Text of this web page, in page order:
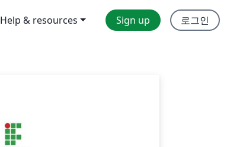
Help & resources Sign up 로그인